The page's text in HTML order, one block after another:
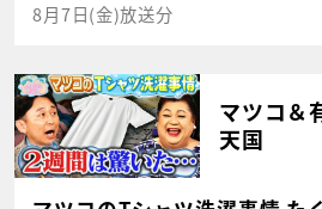
8月7日(金)放送分
マツコ＆
天国